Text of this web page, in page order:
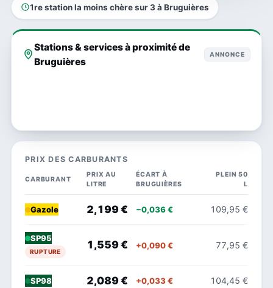
1re station la moins chère sur 3 à Bruguières
Stations & services à proximité de
Bruguières
ANNONCE
PRIX DES CARBURANTS
CARBURANT
PRIX AU
LITRE
ÉCART À
BRUGUIÈRES
PLEIN 50
L
Gazole 2,199 € −0,036 € 109,95 €
SP95
RUPTURE
1,559 € +0,090 € 77,95 €
SP98 2,089 € +0,033 € 104,45 €